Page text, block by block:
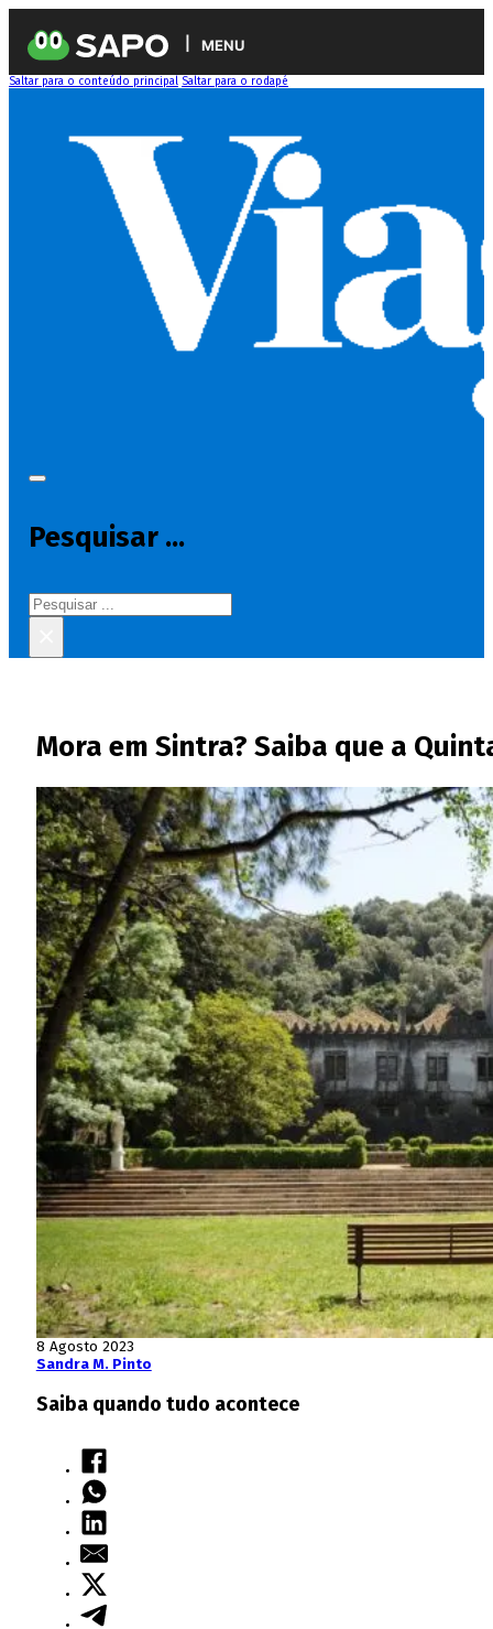
MENU
Saltar para o conteúdo principal Saltar para o rodapé
Pesquisar ...
Pesquisar
Mora em Sintra? Saiba que a
8 Agosto 2023
Sandra M. Pinto
Saiba quando tudo acontece